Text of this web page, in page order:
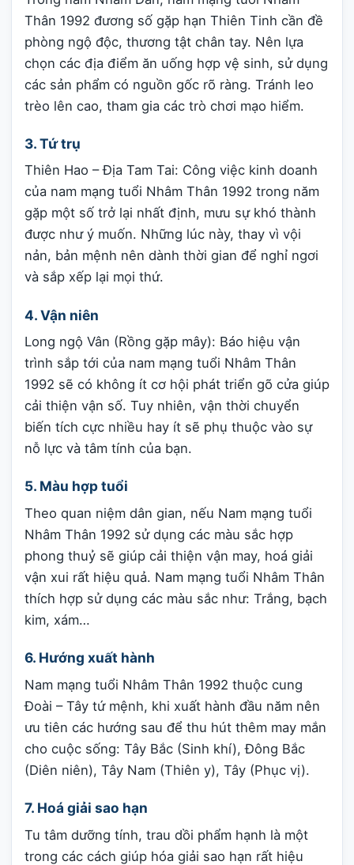
Thân 1992 đương số gặp hạn Thiên Tinh cần đề
phòng ngộ độc, thương tật chân tay. Nên lựa
chọn các địa điểm ăn uống hợp vệ sinh, sử dụng
các sản phẩm có nguồn gốc rõ ràng. Tránh leo
trèo lên cao, tham gia các trò chơi mạo hiểm.
3. Tứ trụ
Thiên Hao – Địa Tam Tai: Công việc kinh doanh
của nam mạng tuổi Nhâm Thân 1992 trong năm
gặp một số trở lại nhất định, mưu sự khó thành
được như ý muốn. Những lúc này, thay vì vội
nản, bản mệnh nên dành thời gian để nghỉ ngơi
và sắp xếp lại mọi thứ.
4. Vận niên
Long ngộ Vân (Rồng gặp mây): Báo hiệu vận
trình sắp tới của nam mạng tuổi Nhâm Thân
1992 sẽ có không ít cơ hội phát triển gõ cửa giúp
cải thiện vận số. Tuy nhiên, vận thời chuyển
biến tích cực nhiều hay ít sẽ phụ thuộc vào sự
nỗ lực và tâm tính của bạn.
5. Màu hợp tuổi
Theo quan niệm dân gian, nếu Nam mạng tuổi
Nhâm Thân 1992 sử dụng các màu sắc hợp
phong thuỷ sẽ giúp cải thiện vận may, hoá giải
vận xui rất hiệu quả. Nam mạng tuổi Nhâm Thân
thích hợp sử dụng các màu sắc như: Trắng, bạch
kim, xám…
6. Hướng xuất hành
Nam mạng tuổi Nhâm Thân 1992 thuộc cung
Đoài – Tây tứ mệnh, khi xuất hành đầu năm nên
ưu tiên các hướng sau để thu hút thêm may mắn
cho cuộc sống: Tây Bắc (Sinh khí), Đông Bắc
(Diên niên), Tây Nam (Thiên y), Tây (Phục vị).
7. Hoá giải sao hạn
Tu tâm dưỡng tính, trau dồi phẩm hạnh là một
trong các cách giúp hóa giải sao hạn rất hiệu